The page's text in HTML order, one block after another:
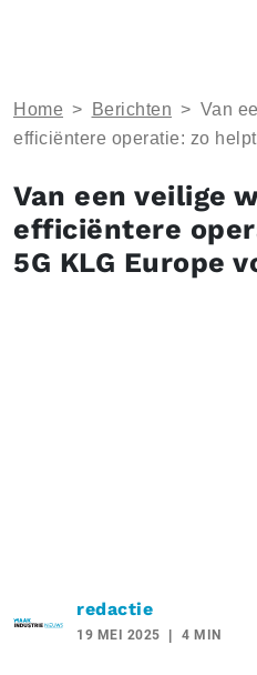
Home > Berichten > Van
efficiëntere operatie: zo
Van een veilige
efficiëntere
5G KLG Europe
redactie
19 MEI 2025 4 MIN